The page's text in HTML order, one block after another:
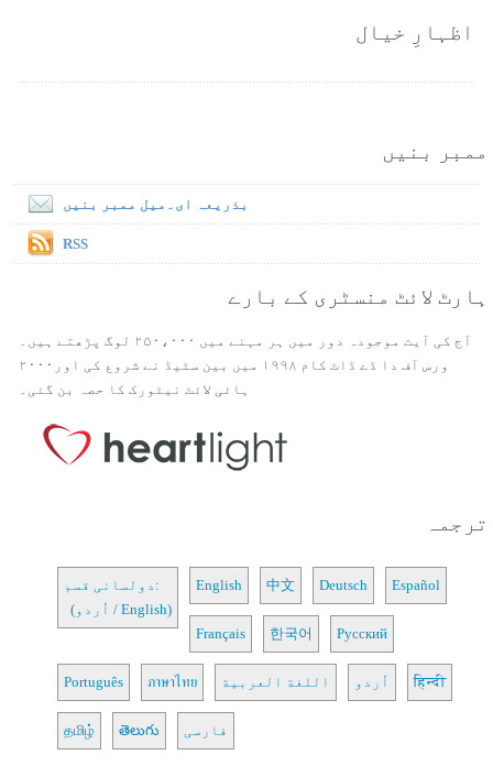
اظہارِ خیال
ممبر بنیں
بذریعہ ای۔میل ممبر بنیں
RSS
ہارٹ لائٹ منسٹری کے بارے
آج کی آیت موجودہ دور میں ہر مہنے میں ۲۵۰،۰۰۰ لوگ پڑھتے ہیں۔
ورس آف دا ڈے ڈاٹ کام ۱۹۹۸ میں بین سٹیڈ نے شروع کی اور۲۰۰۰
ہائی لائٹ نیٹورک کا حصہ بن گئی۔
ترجمہ
دولسانی قسم:
(اُردو / English)
English 中文 Deutsch Español
Français 한국어 Русский
Português ภาษาไทย اللغة العربية اُردو हिन्दी
தமிழ் తెలుగు فارسی